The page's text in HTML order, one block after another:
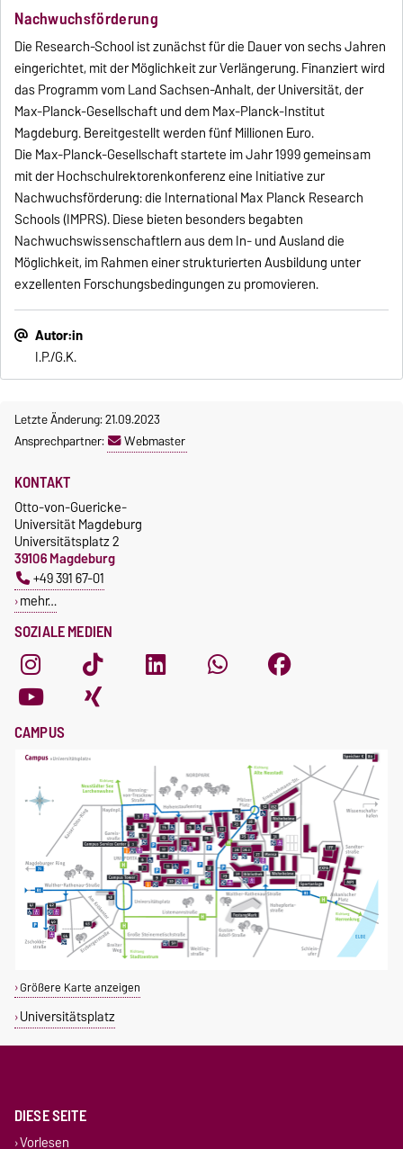
Nachwuchsförderung
Die Research-School ist zunächst für die Dauer von sechs Jahren
eingerichtet, mit der Möglichkeit zur Verlängerung. Finanziert wird
das Programm vom Land Sachsen-Anhalt, der Universität, der
Max-Planck-Gesellschaft und dem Max-Planck-Institut
Magdeburg. Bereitgestellt werden fünf Millionen Euro.
Die Max-Planck-Gesellschaft startete im Jahr 1999 gemeinsam
mit der Hochschulrektorenkonferenz eine Initiative zur
Nachwuchsförderung: die International Max Planck Research
Schools (IMPRS). Diese bieten besonders begabten
Nachwuchswissenschaftlern aus dem In- und Ausland die
Möglichkeit, im Rahmen einer strukturierten Ausbildung unter
exzellenten Forschungsbedingungen zu promovieren.
Autor:in
I.P./G.K.
Letzte Änderung: 21.09.2023
Ansprechpartner:
Webmaster
SOZIALE MEDIEN
KONTAKT
Otto-von-Guericke-
Universität Magdeburg
Universitätsplatz 2
39106 Magdeburg
+49 391 67-01
mehr…
CAMPUS
Größere Karte anzeigen
Universitätsplatz
DIESE SEITE
Vorlesen